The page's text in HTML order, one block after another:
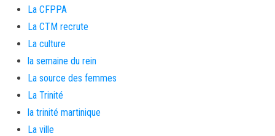
La CFPPA
La CTM recrute
La culture
la semaine du rein
La source des femmes
La Trinité
la trinité martinique
La ville